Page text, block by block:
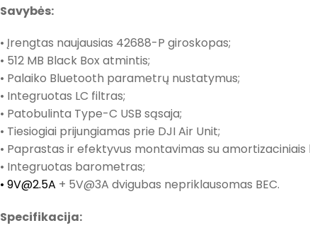
Savybės:
• Įrengtas naujausias 42688-P giroskopas;
• 512 MB Black Box atmintis;
• Palaiko Bluetooth parametrų nustatymus;
• Integruotas LC filtras;
• Patobulinta Type-C USB sąsaja;
• Tiesiogiai prijungiamas prie DJI Air Unit;
• Paprastas ir efektyvus montavimas su amortizaciniais
• Integruotas barometras;
• 9V@2.5A + 5V@3A dvigubas nepriklausomas BEC.
Specifikacija: